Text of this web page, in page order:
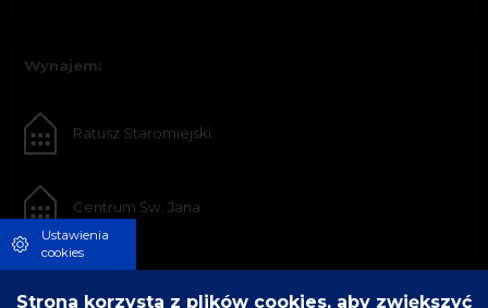
Wynajem:
Ratusz Staromiejski
Centrum Św. Jana
Ustawienia
cookies
Strona korzysta z plików cookies, aby zwiększyć